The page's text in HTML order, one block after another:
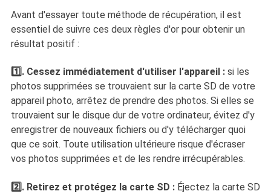
Avant d'essayer toute méthode de récupération, il est
essentiel de suivre ces deux règles d'or pour obtenir un
résultat positif :
1️⃣. Cessez immédiatement d'utiliser l'appareil :si les
photos supprimées se trouvaient sur la carte SD de votre
appareil photo, arrêtez de prendre des photos. Si elles se
trouvaient sur le disque dur de votre ordinateur, évitez d'y
enregistrer de nouveaux fichiers ou d'y télécharger quoi
que ce soit. Toute utilisation ultérieure risque d'écraser
vos photos supprimées et de les rendre irrécupérables.
2️⃣. Retirez et protégez la carte SD :Éjectez la carte SD